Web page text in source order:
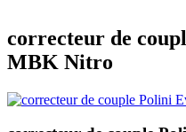
correcteur de
MBK Nitro